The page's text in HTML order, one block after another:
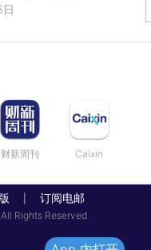
财新周刊 Caixin
订阅电邮
Rights Reserved